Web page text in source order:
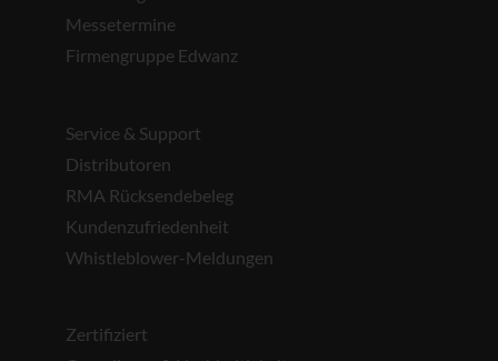
Messetermine
Firmengruppe Edwanz
Service & Support
Distributoren
RMA Rücksendebeleg
Kundenzufriedenheit
Whistleblower-Meldungen
Zertifiziert